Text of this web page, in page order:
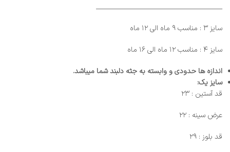
_________________________________________
سایز ۳ : مناسب ۹ ماه الی ۱۲ ماه
سایز ۴ : مناسب ۱۲ ماه الی ۱۶ ماه
اندازه ها حدودی و وابسته به جثه دلبند شما میباشد.
سایز یک:
قد آستین : ۲۳
عرض سینه : ۲۲
قد بلوز : ۲۹